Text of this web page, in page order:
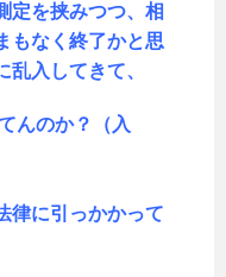
定を挟みつつ、相
もなく終了かと思
乱入してきて、
んのか？（入
律に引っかかって